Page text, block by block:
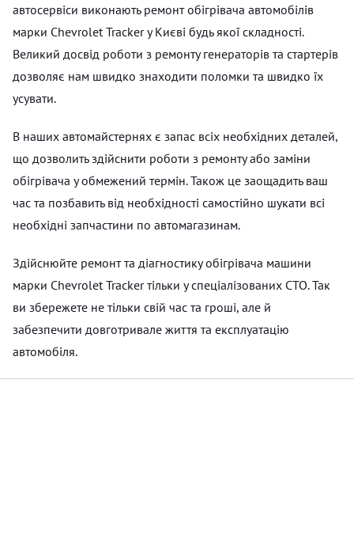
автосервіси виконають ремонт обігрівача автомобілів
марки Chevrolet Tracker у Києві будь якої складності.
Великий досвід роботи з ремонту генераторів та стартерів
дозволяє нам швидко знаходити поломки та швидко їх
усувати.
В наших автомайстернях є запас всіх необхідних деталей,
що дозволить здійснити роботи з ремонту або заміни
обігрівача у обмежений термін. Також це заощадить ваш
час та позбавить від необхідності самостійно шукати всі
необхідні запчастини по автомагазинам.
Здійснюйте ремонт та діагностику обігрівача машини
марки Chevrolet Tracker тільки у спеціалізованих СТО. Так
ви збережете не тільки свій час та гроші, але й
забезпечити довготривале життя та експлуатацію
автомобіля.